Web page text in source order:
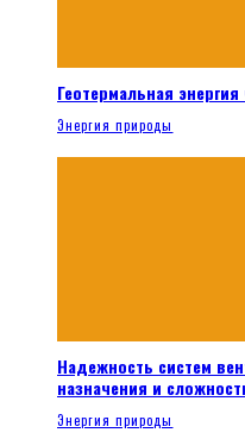
Геотермальная
Энергия природы
Надежность систем
назначения и
Энергия природы